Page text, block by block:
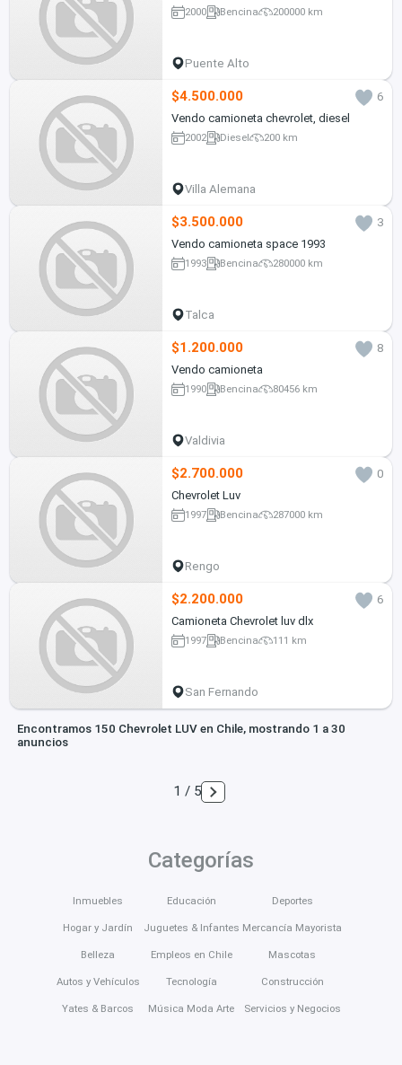
2000 Bencina 200000 km
Puente Alto
$4.500.000
6
Vendo camioneta chevrolet, diesel
2002 Diesel 200 km
Villa Alemana
$3.500.000
3
Vendo camioneta space 1993
1993 Bencina 280000 km
Talca
$1.200.000
8
Vendo camioneta
1990 Bencina 80456 km
Valdivia
$2.700.000
0
Chevrolet Luv
1997 Bencina 287000 km
Rengo
$2.200.000
6
Camioneta Chevrolet luv dlx
1997 Bencina 111 km
San Fernando
Encontramos 150 Chevrolet LUV en Chile, mostrando 1 a 30
anuncios
1 / 5
Categorías
Inmuebles
Hogar y Jardín
Belleza
Autos y Vehículos
Yates & Barcos
Educación
Juguetes & Infantes
Empleos en Chile
Tecnología
Música Moda Arte
Deportes
Mercancía Mayorista
Mascotas
Construcción
Servicios y Negocios